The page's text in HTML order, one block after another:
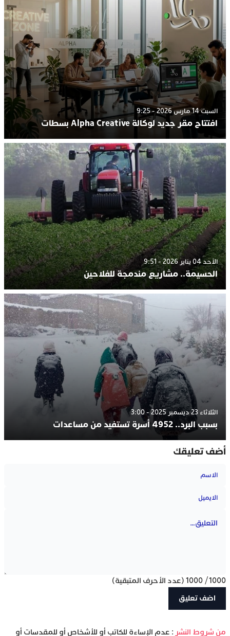
السبت 14 مارس 2026 - 9:25
افتتاح مقر جديد لوكالة Alpha Creative بسطات
الأحد 04 يناير 2026 - 9:51
الحسيمة.. مشاريع مندمجة للفلاحين
الثلاثاء 23 ديسمبر 2025 - 3:00
بسبب البرد.. 4952 أسرة تستفيد من مساعدات
أضف تعليقك
1000
/
1000 (عدد الأحرف المتبقية)
‫من شروط النشر : عدم الإساءة للكاتب أو للأشخاص أو للمقدسات أو